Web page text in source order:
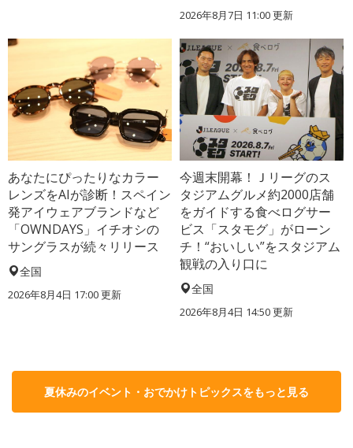
2026年8月7日 11:00更新
あなたにぴったりなカラー
レンズをAIが診断！スペイン
発アイウェアブランドなど
「OWNDAYS」イチオシの
サングラスが続々リリース
全国
2026年8月4日 17:00更新
今週末開幕！Ｊリーグのス
タジアムグルメ約2000店舗
をガイドする食べログサー
ビス「スタモグ」がローン
チ！“おいしい”をスタジアム
観戦の入り口に
全国
2026年8月4日 14:50更新
夏休みのイベント・おでかけトピックスをもっと見る